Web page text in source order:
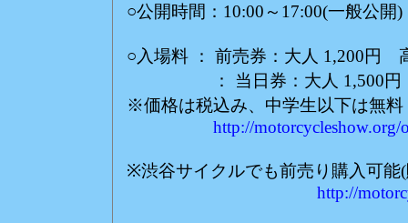
○公開時間：10:00～17:00(一般公開)
○入場料 ： 前売券：大人 1,200円
： 当日券：大人 1,500円 高
※価格は税込み、中学生以下は無料
http://motorcycleshow.org/
※渋谷サイクルでも前売り購入可能
http://